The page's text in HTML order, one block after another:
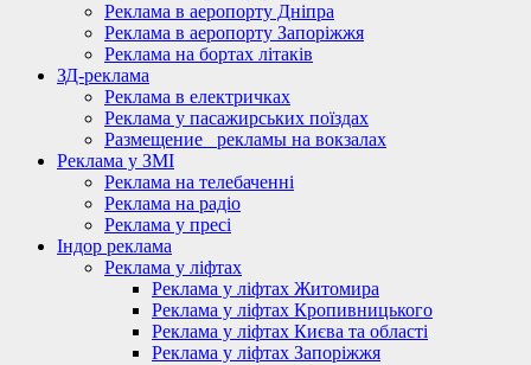
Реклама в аеропорту Дніпра
Реклама в аеропорту Запоріжжя
Реклама на бортах літаків
ЗД-реклама
Реклама в електричках
Реклама у пасажирських поїздах
Размещение_ рекламы на вокзалах
Реклама у ЗМІ
Реклама на телебаченні
Реклама на радіо
Реклама у пресі
Індор реклама
Реклама у ліфтах
Реклама у ліфтах Житомира
Реклама у ліфтах Кропивницького
Реклама у ліфтах Києва та області
Реклама у ліфтах Запоріжжя